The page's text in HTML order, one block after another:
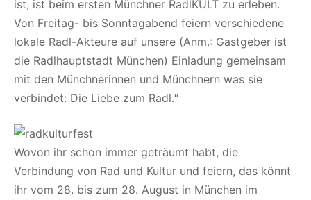
ist, ist beim ersten Münchner RadlKULT zu erleben.
Von Freitag- bis Sonntagabend feiern verschiedene
lokale Radl-Akteure auf unsere (Anm.: Gastgeber ist
die Radlhauptstadt München) Einladung gemeinsam
mit den Münchnerinnen und Münchnern was sie
verbindet: Die Liebe zum Radl.“
Wovon ihr schon immer geträumt habt, die
Verbindung von Rad und Kultur und feiern, das könnt
ihr vom 28. bis zum 28. August in München im